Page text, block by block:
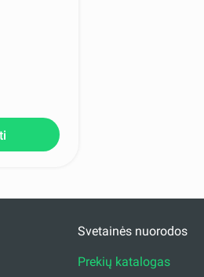
Svetainės nuorodos
Prekių katalogas